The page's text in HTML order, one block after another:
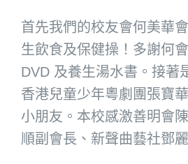
首先我們的校友會何美華
生飲食及保健操！多謝何
DVD 及養生湯水書。接著
香港兒童少年粵劇團張寶
小朋友。本校感激善明會
順副會長、新聲曲藝社鄧